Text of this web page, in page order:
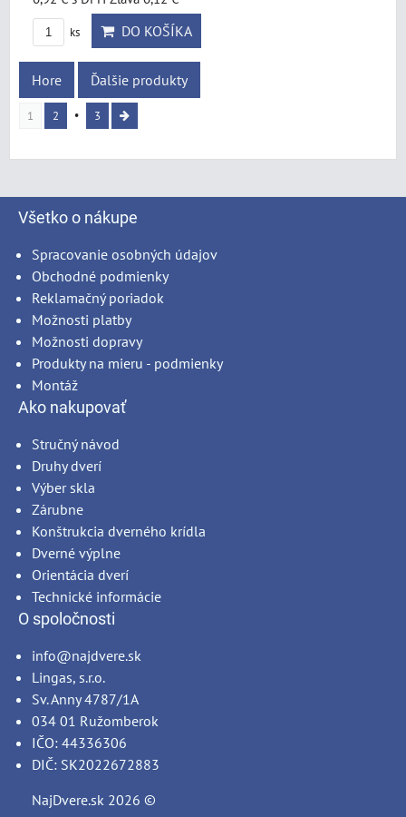
ks DO KOŠÍKA
Hore Ďalšie produkty
1 2 3
Všetko o nákupe
Spracovanie osobných údajov
Obchodné podmienky
Reklamačný poriadok
Možnosti platby
Možnosti dopravy
Produkty na mieru - podmienky
Montáž
Ako nakupovať
Stručný návod
Druhy dverí
Výber skla
Zárubne
Konštrukcia dverného krídla
Dverné výplne
Orientácia dverí
Technické informácie
O spoločnosti
info@najdvere.sk
Lingas, s.r.o.
Sv. Anny 4787/1A
034 01 Ružomberok
IČO: 44336306
DIČ: SK2022672883
NajDvere.sk 2026 ©